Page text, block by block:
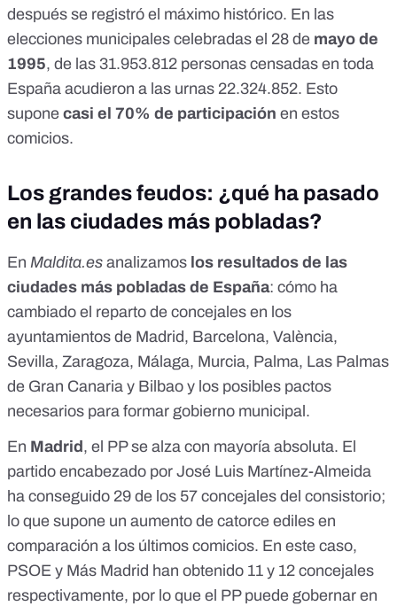
después se registró el máximo histórico. En las
elecciones municipales celebradas el 28 de mayo de
1995, de las 31.953.812 personas censadas en toda
España acudieron a las urnas 22.324.852. Esto
supone casi el 70% de participación en estos
comicios.
Los grandes feudos: ¿qué ha pasado
en las ciudades más pobladas?
En Maldita.es analizamos los resultados de las
ciudades más pobladas de España: cómo ha
cambiado el reparto de concejales en los
ayuntamientos de Madrid, Barcelona, València,
Sevilla, Zaragoza, Málaga, Murcia, Palma, Las Palmas
de Gran Canaria y Bilbao y los posibles pactos
necesarios para formar gobierno municipal.
En Madrid , el PP se alza con mayoría absoluta. El
partido encabezado por José Luis Martínez-Almeida
ha conseguido 29 de los 57 concejales del consistorio;
lo que supone un aumento de catorce ediles en
comparación a los últimos comicios. En este caso,
PSOE y Más Madrid han obtenido 11 y 12 concejales
respectivamente, por lo que el PP puede gobernar en